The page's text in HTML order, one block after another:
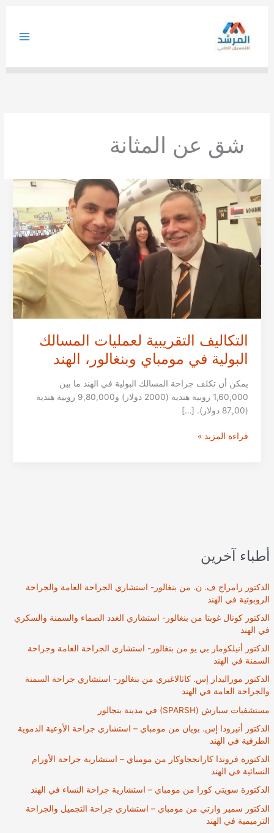
أطباء آخرين
الدكتور رامراج ف. ن. من بنغالور- استشاري الجراحة العامة والجراحة
الروبوتية في الهند
الدكتور كونال غوبتا من بنغالور- استشاري الغدد الصماء والسمنة والسكري
في الهند
الدكتور أنيلكومار بي يو من بنغالور- استشاري الجراحة العامة وجراحة
السمنة في الهند
الدكتور موراليدار إس. كاثالاغيري من بنغالور- استشاري جراحة السمنة
والجراحة العامة في الهند
مستشفيات سبارش (SPARSH) في مدينة بنجالور
الدكتور أنيرودا إس. بويان من مومباي – استشاري جراحة الأوعية الدموية
الطرفية في الهند
الدكتورة فروندا كارانججاوكار من مومباي – استشارية جراحة الأورام
النسائية في الهند
الدكتورة سويتي كورا من مومباي – استشارية جراحة النساء في الهند
الدكتور سمير وارتي من مومباي – استشاري جراحة التجميل والجراحة
الترميمية في الهند
شق عن المثانة
التكاليف التقريبية لعمليات المسالك
البولية في مومباي وبنغالور، الهند
يمكن أن تكلف جراحة المسالك البولية في الهند ما بين
1,60,000 روبية هندية (2000 دولار) و9,80,000 روبية هندية
(87,00 دولار). […]
التكاليف
قراءة المزيد »